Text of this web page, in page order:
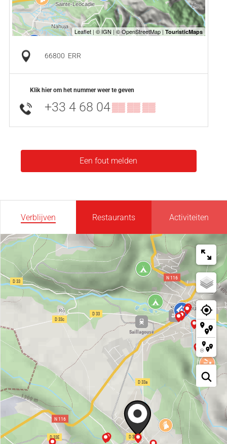
66800 ERR
Klik hier om het nummer weer te geven
+33 4 68 04▒▒ ▒▒ ▒▒
Een fout melden
Verblijven Restaurants Activiteiten